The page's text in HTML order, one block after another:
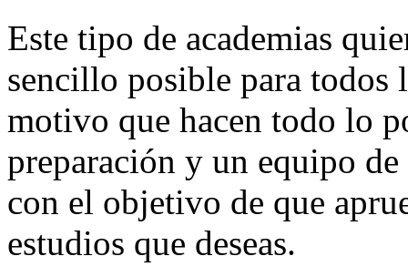
Este tipo de academias
sencillo posible para todos
motivo que hacen todo lo
preparación y un equipo
con el objetivo de que
estudios que deseas.